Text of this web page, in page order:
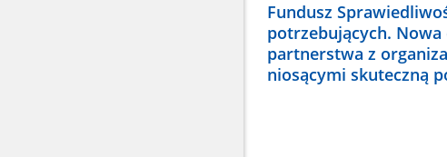
Fundusz
potrzebujących.
partnerstwa z
niosącymi skuteczną